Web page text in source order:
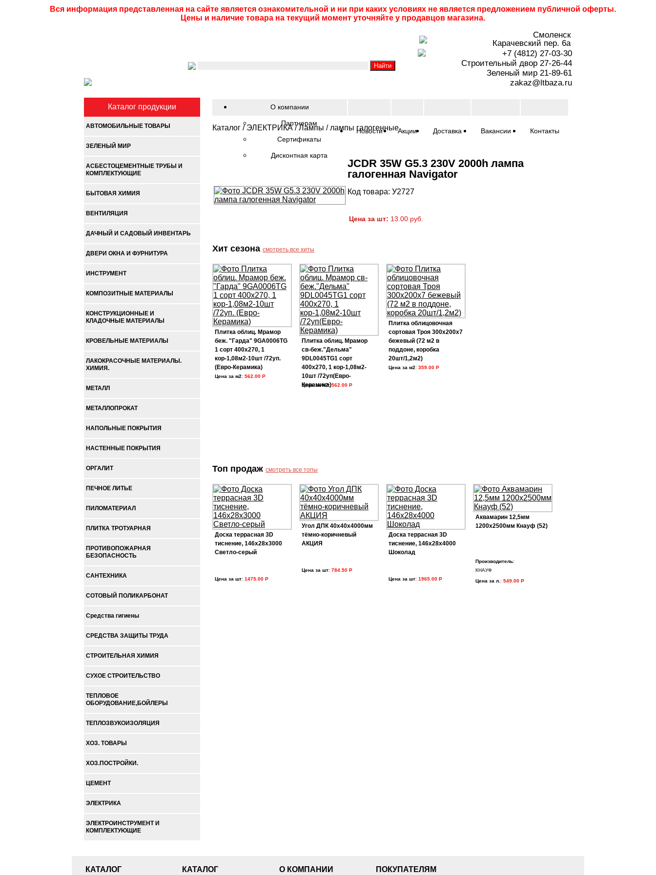
Вся информация представленная на сайте является ознакомительной и ни при каких условиях не является предложением публичной оферты.
Цены и наличие товара на текущий момент уточняйте у продавцов магазина.
Смоленск
Карачевский пер. 6a
+7 (4812) 27-03-30
Строительный двор 27-26-44
Зеленый мир 21-89-61
zakaz@ltbaza.ru
Каталог продукции
АВТОМОБИЛЬНЫЕ ТОВАРЫ
ЗЕЛЕНЫЙ МИР
АСБЕСТОЦЕМЕНТНЫЕ ТРУБЫ И
КОМПЛЕКТУЮЩИЕ
БЫТОВАЯ ХИМИЯ
ВЕНТИЛЯЦИЯ
ДАЧНЫЙ И САДОВЫЙ ИНВЕНТАРЬ
ДВЕРИ ОКНА И ФУРНИТУРА
ИНСТРУМЕНТ
КОМПОЗИТНЫЕ МАТЕРИАЛЫ
КОНСТРУКЦИОННЫЕ И
КЛАДОЧНЫЕ МАТЕРИАЛЫ
КРОВЕЛЬНЫЕ МАТЕРИАЛЫ
ЛАКОКРАСОЧНЫЕ МАТЕРИАЛЫ.
ХИМИЯ.
МЕТАЛЛ
МЕТАЛЛОПРОКАТ
НАПОЛЬНЫЕ ПОКРЫТИЯ
НАСТЕННЫЕ ПОКРЫТИЯ
ОРГАЛИТ
ПЕЧНОЕ ЛИТЬЕ
ПИЛОМАТЕРИАЛ
ПЛИТКА ТРОТУАРНАЯ
ПРОТИВОПОЖАРНАЯ
БЕЗОПАСНОСТЬ
САНТЕХНИКА
СОТОВЫЙ ПОЛИКАРБОНАТ
Средства гигиены
СРЕДСТВА ЗАЩИТЫ ТРУДА
СТРОИТЕЛЬНАЯ ХИМИЯ
СУХОЕ СТРОИТЕЛЬСТВО
ТЕПЛОВОЕ
ОБОРУДОВАНИЕ,БОЙЛЕРЫ
ТЕПЛОЗВУКОИЗОЛЯЦИЯ
ХОЗ. ТОВАРЫ
ХОЗ.ПОСТРОЙКИ.
ЦЕМЕНТ
ЭЛЕКТРИКА
ЭЛЕКТРОИНСТРУМЕНТ И
КОМПЛЕКТУЮЩИЕ
О компании
Партнерам
Сертификаты
Дисконтная карта
Новости Акции Доставка Вакансии Контакты
Каталог /ЭЛЕКТРИКА/Лампы / лампы галогенные
JCDR 35W G5.3 230V 2000h лампа
галогенная Navigator
Код товара: У2727
Цена за шт: 13.00 руб.
Хит сезона смотреть все хиты
Плитка облиц. Мрамор
беж. "Гарда" 9GA0006TG
1 сорт 400х270, 1
кор-1,08м2-10шт /72уп.
(Евро-Керамика)
Цена за м2: 562.00 Р
Плитка облиц. Мрамор
св-беж."Дельма"
9DL0045TG1 сорт
400х270, 1 кор-1,08м2-
10шт /72уп(Евро-
Керамика)
Цена за м2:562.00 Р
Плитка облицовочная
сортовая Троя 300х200х7
бежевый (72 м2 в
поддоне, коробка
20шт/1,2м2)
Цена за м2: 359.00 Р
Топ продаж смотреть все топы
Доска террасная 3D
тиснение, 146х28х3000
Светло-серый
Цена за шт: 1475.00 Р
Угол ДПК 40х40х4000мм
тёмно-коричневый
АКЦИЯ
Цена за шт: 784.50 Р
Доска террасная 3D
тиснение, 146х28х4000
Шоколад
Цена за шт: 1965.00 Р
Аквамарин 12,5мм
1200х2500мм Кнауф (52)
Производитель:
КНАУФ
Цена за л. : 549.00 Р
КАТАЛОГ КАТАЛОГ О КОМПАНИИ ПОКУПАТЕЛЯМ